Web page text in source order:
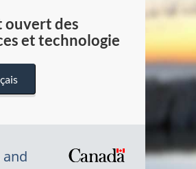
ouvert des
et technologie